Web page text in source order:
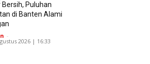
Bersih, Puluhan
di Banten Alami
-
2026 | 16:33